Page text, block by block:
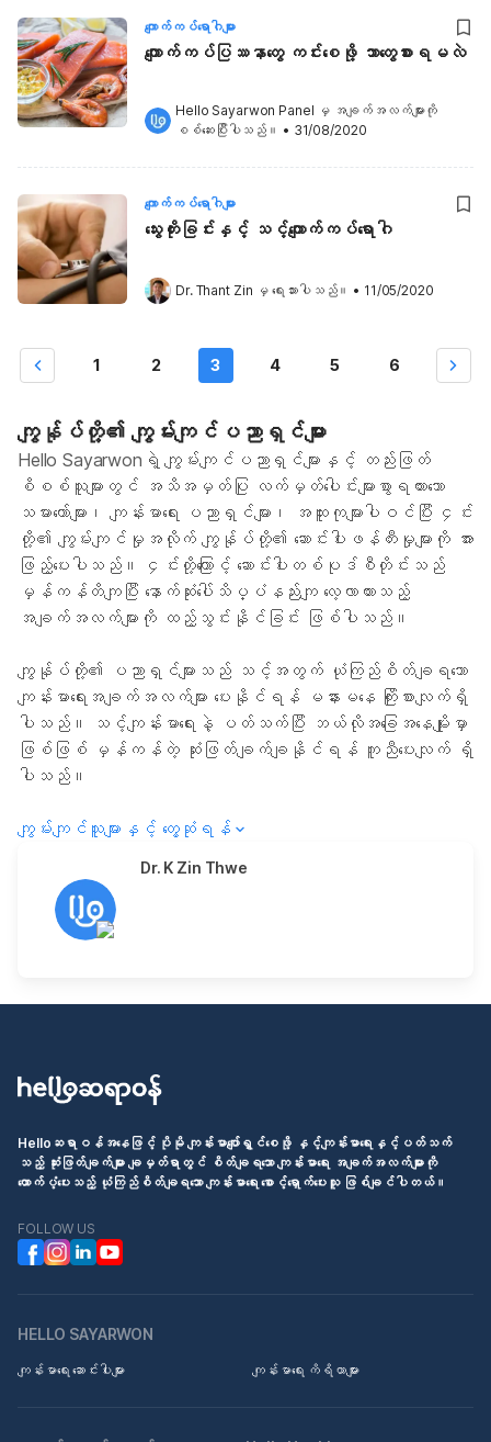
ကျောက်ကပ်ရောဂါများ
ကျောက်ကပ်ပြဿနာတွေ ကင်းစေဖို့ ဘာတွေစားရမလဲ
Hello Sayarwon Panel မှ အချက်အလက်များကို
စစ်ဆေးပြီးပါသည်။ • 31/08/2020
ကျောက်ကပ်ရောဂါများ
သွေးတိုးခြင်းနှင့် သင့်ကျောက်ကပ်ရောဂါ
Dr. Thant Zin မှ ရေးသားပါသည်။ • 11/05/2020
1 2 3 4 5 6
ကျွန်ုပ်တို့၏ ကျွမ်းကျင်ပညာရှင်များ
Hello Sayarwonရဲ့ ကျွမ်းကျင်ပညာရှင်များနှင့် တည်းဖြတ်
စိစစ်သူများတွင် အသိအမှတ်ပြု လက်မှတ်ပေါင်းများစွာရထားသော
သမားတော်များ၊ ကျန်းမာရေး ပညာရှင်များ၊ အထူးကုများပါဝင်ပြီး ၄င်း
တို့၏ ကျွမ်းကျင်မှုအလိုက် ကျွန်ုပ်တို့၏ ဆောင်းပါးဖန်တီးမှုများကို အား
ဖြည့်ပေးပါသည်။ ၄င်းတို့ကြောင့် ဆောင်းပါးတစ်ပုဒ်စီတိုင်းသည်
မှန်ကန်တိကျပြီး နောက်ဆုံးပေါ်သိပ္ပံနည်းကျ လေ့လာထားသည့်
အချက်အလက်များကို ထည့်သွင်းနိုင်ခြင်း ဖြစ်ပါသည်။
ကျွန်ုပ်တို့၏ ပညာရှင်များသည် သင့်အတွက် ယုံကြည်စိတ်ချရသော
ကျန်းမာရေးအချက်အလက်များ ပေးနိုင်ရန် မနားမနေ ကြိုးစားလျက်ရှိ
ပါသည်။ သင့်ကျန်းမာရေးနဲ့ ပတ်သက်ပြီး ဘယ်လိုအခြေအနေမျိုးမှာ
ဖြစ်ဖြစ် မှန်ကန်တဲ့ ဆုံးဖြတ်ချက်ချနိုင်ရန် ကူညီပေးလျက် ရှိ
ပါသည်။
ကျွမ်းကျင်သူများနှင့် တွေ့ဆုံရန်
Dr. K Zin Thwe
Helloဆရာဝန်အနေဖြင့် ပိုမို ကျန်းမာပျော်ရွှင်စေဖို့ နှင့်ကျန်းမာရေးနှင့်ပတ်သက်
သည့် ဆုံးဖြတ်ချက်များ ချမှတ်ရာတွင် စိတ်ချရသော ကျန်းမာရေး အချက်အလက်များကို
ထောက်ပံ့ပေးသည့် ယုံကြည်စိတ်ချရသော ကျန်းမာရေး စောင့်ရှောက်ပေးသူ ဖြစ်ချင်ပါတယ်။
FOLLOW US
HELLO SAYARWON
ကျန်းမာရေး ဆောင်းပါးများ ကျန်းမာရေး ကိရိယာများ